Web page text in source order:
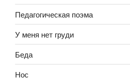
Педагогическая поэма
У меня нет груди
Беда
Нос